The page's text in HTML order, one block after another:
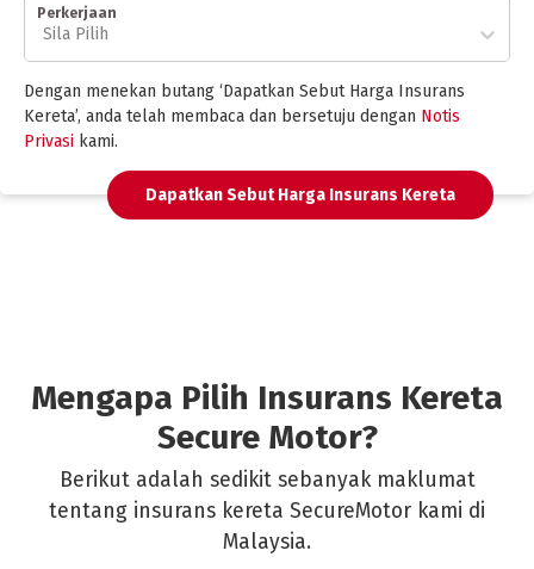
Sila Pilih
Perkerjaan
Dengan menekan butang ‘Dapatkan Sebut Harga Insurans
Kereta’, anda telah membaca dan bersetuju dengan Notis
Privasi kami.
Dapatkan Sebut Harga Insurans Kereta
Mengapa Pilih Insurans Kereta
Secure Motor?
Berikut adalah sedikit sebanyak maklumat
tentang insurans kereta SecureMotor kami di
Malaysia.